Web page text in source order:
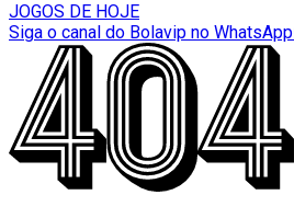
JOGOS DE HOJE
Siga o canal do Bolavip no WhatsApp